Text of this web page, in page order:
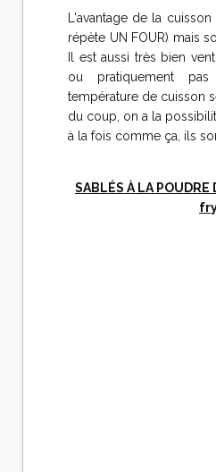
L'avantage de la
répète UN FOUR) mais
Il est aussi très bien
ou pratiquement
température de cuisson
du coup, on a la
à la fois comme ça, ils
SABLÉS À LA